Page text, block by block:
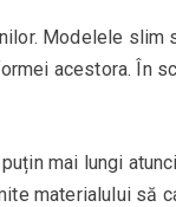
Modelele slim
acestora. În
mai lungi
materialului să